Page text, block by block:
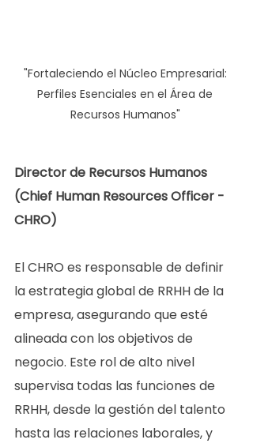
"Fortaleciendo el Núcleo Empresarial:
Perfiles Esenciales en el Área de
Recursos Humanos"
Director de Recursos Humanos
(Chief Human Resources Officer -
CHRO)
El CHRO es responsable de definir
la estrategia global de RRHH de la
empresa, asegurando que esté
alineada con los objetivos de
negocio. Este rol de alto nivel
supervisa todas las funciones de
RRHH, desde la gestión del talento
hasta las relaciones laborales, y